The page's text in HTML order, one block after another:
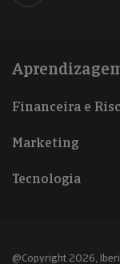
Financeira e
Marketing
Tecnologia
@Copyright 2026,